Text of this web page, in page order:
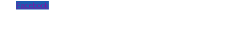
Facebook